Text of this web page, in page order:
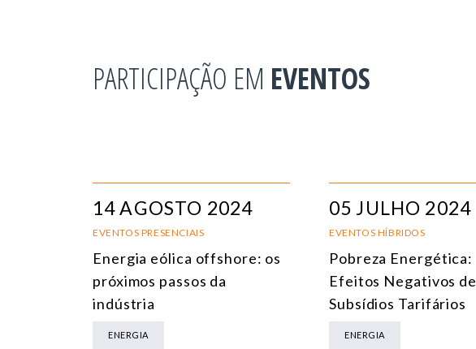
PARTICIPAÇÃO EM EVENTOS
14 AGOSTO 2024
EVENTOS PRESENCIAIS
Energia eólica offshore: os
próximos passos da
indústria
ENERGIA
05 JULHO 2024
EVENTOS HÍBRIDOS
Pobreza Energética:
Efeitos Negativos de
Subsídios Tarifários
ENERGIA